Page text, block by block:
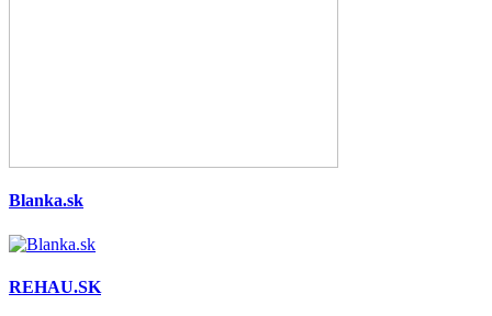
Blanka.sk
REHAU.SK